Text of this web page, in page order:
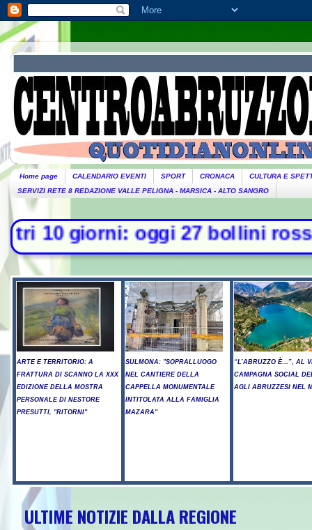
Home page CALENDARIO EVENTI SPORT CRONACA
CULTURA E
SERVIZI RETE 8 REDAZIONE VALLE PELIGNA - MARSICA - ALTO SANGRO
oggi 27 bollini rossi,
ARTE E TERRITORIO: A
FRATTURA DI SCANNO LA XXX
EDIZIONE DELLA MOSTRA
PERSONALE DI NESTORE
PRESUTTI, "RITORNI"
SULMONA: "SOPRALLUOGO
NEL CANTIERE DELLA
CAPPELLA MONUMENTALE
INTITOLATA ALLA FAMIGLIA
MAZARA"
“L’ABRUZZO È…”, AL
CAMPAGNA SOCIAL
AGLI ABRUZZESI NEL
ULTIME NOTIZIE DALLA REGIONE